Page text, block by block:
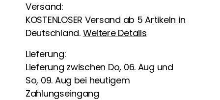
Versand:
KOSTENLOSER Versand ab 5 Artikeln in
Deutschland. Weitere Details
Lieferung:
Lieferung zwischen Do, 06. Aug und
So, 09. Aug bei heutigem
Zahlungseingang